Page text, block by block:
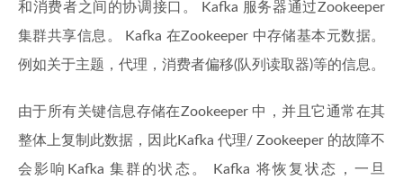
和消费者之间的协调接口。 Kafka 服务器通过Zookeeper
集群共享信息。 Kafka 在Zookeeper 中存储基本元数据。
例如关于主题，代理，消费者偏移(队列读取器)等的信息。
由于所有关键信息存储在Zookeeper 中，并且它通常在其
整体上复制此数据，因此Kafka 代理/ Zookeeper 的故障不
会影响Kafka 集群的状态。 Kafka 将恢复状态，一旦